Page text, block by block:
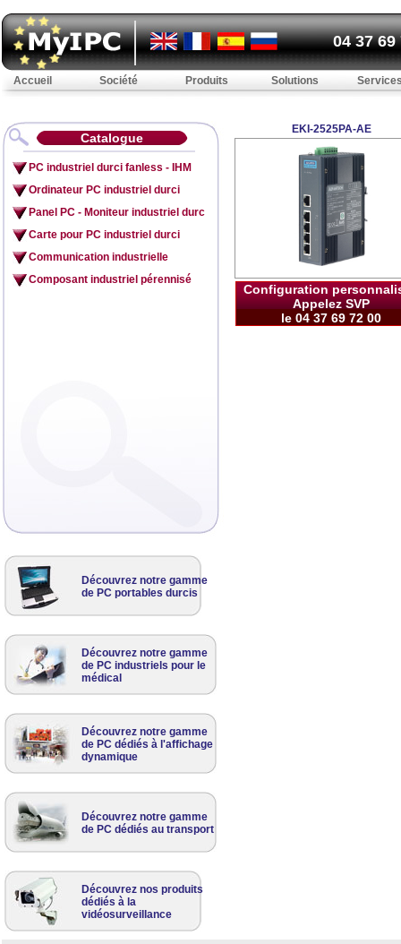
Catalogue
EKI-2525PA-AE
Configuration
Appelez SVP
le 04 37 69 72 00
PC industriel durci fanless - IHM
Ordinateur PC industriel durci
Panel PC - Moniteur industriel durc
Carte pour PC industriel durci
Communication industrielle
Composant industriel pérennisé
Découvrez notre gamme
de PC portables durcis
Découvrez notre gamme
de PC industriels pour le
médical
Découvrez notre gamme
de PC dédiés à l'affichage
dynamique
Découvrez notre gamme
de PC dédiés au transport
Découvrez nos produits
dédiés à la
vidéosurveillance
Accueil Société Produits Solutions
04 37 69